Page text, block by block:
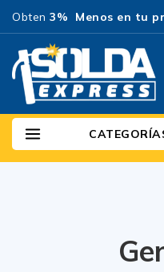
Obten 3% Menos en tu